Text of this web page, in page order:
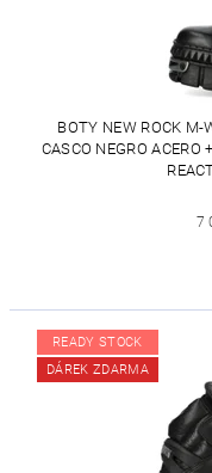
BOTY NEW ROCK M-
CASCO NEGRO ACERO
7
READY STOCK
DÁREK ZDARMA